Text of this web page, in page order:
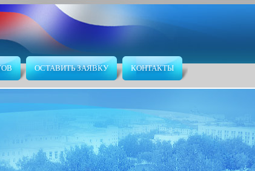
ОСТАВИТЬ ЗАЯВКУ КОНТАКТЫ